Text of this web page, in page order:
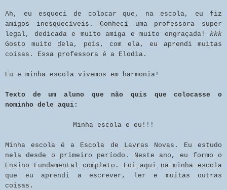
Ah, eu esqueci de colocar que, na escola, eu fiz
amigos inesquecíveis. Conheci uma professora super
legal, dedicada e muito amiga e muito engraçada! kkk
Gosto muito dela, pois, com ela, eu aprendi muitas
coisas. Essa professora é a Elodia.
Eu e minha escola vivemos em harmonia!
Texto de um aluno que não quis que colocasse o
nominho dele aqui:
Minha escola e eu!!!
Minha escola é a Escola de Lavras Novas. Eu estudo
nela desde o primeiro período. Neste ano, eu formo o
Ensino Fundamental completo. Foi aqui na minha escola
que eu aprendi a escrever, ler e muitas outras
coisas.